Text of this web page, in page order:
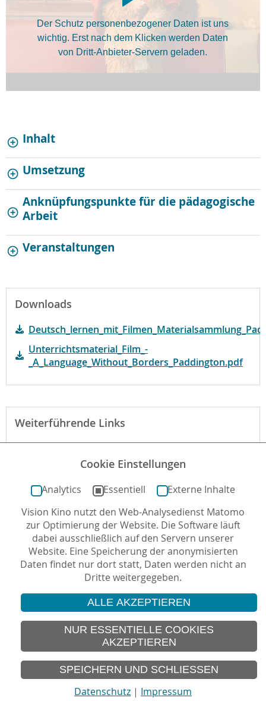
Der Schutz personenbezogener Daten ist uns
wichtig. Erst nach dem Klicken werden Daten
von Dritt-Anbieter-Servern geladen.
Inhalt
Umsetzung
Anknüpfungspunkte für die pädagogische
Arbeit
Veranstaltungen
Downloads
Unterrichtsmaterial_Film_-
_A_Language_Without_Borders_Paddington.pdf
Weiterführende Links
Begleitmaterial
Autor*in: Christian Horn, 04.12.2014 , letzte
Aktualisierung: 09.01.2025
© 2026 Vision Kino
IMPRESSUM
SITEMAP
DATENSCHUTZ
Cookie Einstellungen
Analytics Essentiell
Externe Inhalte
Vision Kino nutzt den Web-Analysedienst Matomo
zur Optimierung der Website. Die Software läuft
dabei ausschließlich auf den Servern unserer
Website. Eine Speicherung der anonymisierten
Daten findet nur dort statt, Daten werden nicht an
Dritte weitergegeben.
ALLE AKZEPTIEREN
NUR ESSENTIELLE COOKIES
AKZEPTIEREN
SPEICHERN UND SCHLIESSEN
Datenschutz | Impressum